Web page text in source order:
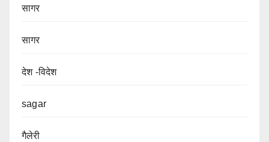
सागर
सागर
देश -विदेश
sagar
गैलेरी